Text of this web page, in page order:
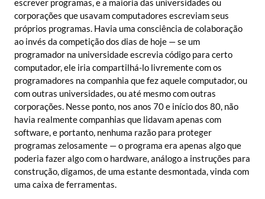
escrever programas, e a maioria das universidades ou
corporações que usavam computadores escreviam seus
próprios programas. Havia uma consciência de colaboração
ao invés da competição dos dias de hoje — se um
programador na universidade escrevia código para certo
computador, ele iria compartilhá-lo livremente com os
programadores na companhia que fez aquele computador, ou
com outras universidades, ou até mesmo com outras
corporações. Nesse ponto, nos anos 70 e início dos 80, não
havia realmente companhias que lidavam apenas com
software, e portanto, nenhuma razão para proteger
programas zelosamente — o programa era apenas algo que
poderia fazer algo com o hardware, análogo a instruções para
construção, digamos, de uma estante desmontada, vinda com
uma caixa de ferramentas.